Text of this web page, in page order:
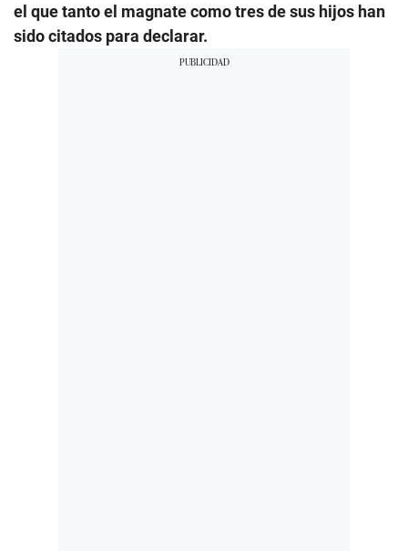
el que tanto el magnate como tres de sus hijos han
sido citados para declarar.